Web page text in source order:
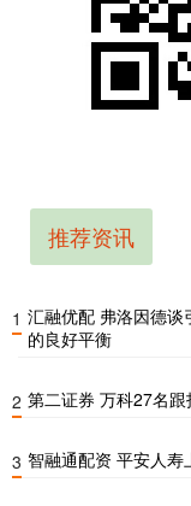
推荐资讯
1 汇融优配 弗洛因德谈
的良好平衡
2 第二证券 万科27名跟
3 智融通配资 平安人